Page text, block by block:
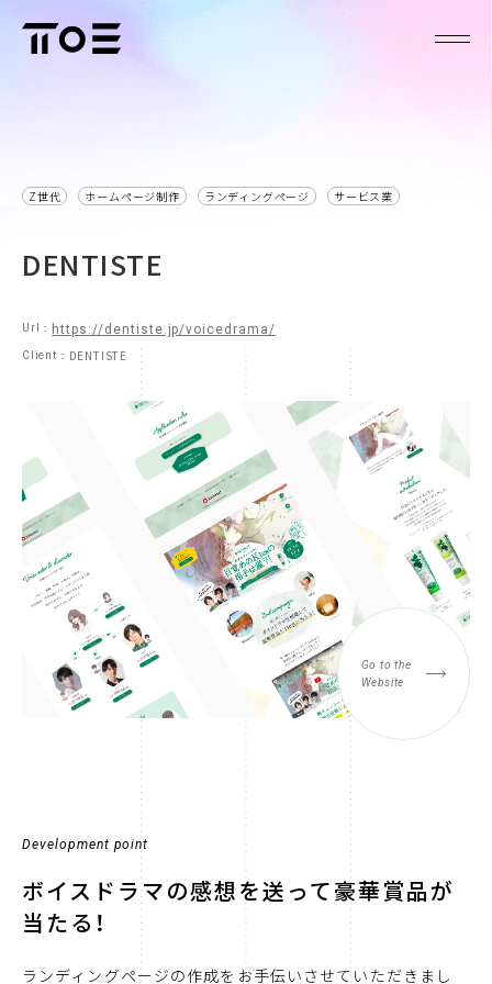
Z世代 ホームページ制作 ランディングページ サービス業
DENTISTE
Url： https://dentiste.jp/voicedrama/
Client： DENTISTE
Go to the
Website
Development point
ボイスドラマの感想を送って豪華賞品が
当たる！
ランディングページの作成をお手伝いさせていただきまし